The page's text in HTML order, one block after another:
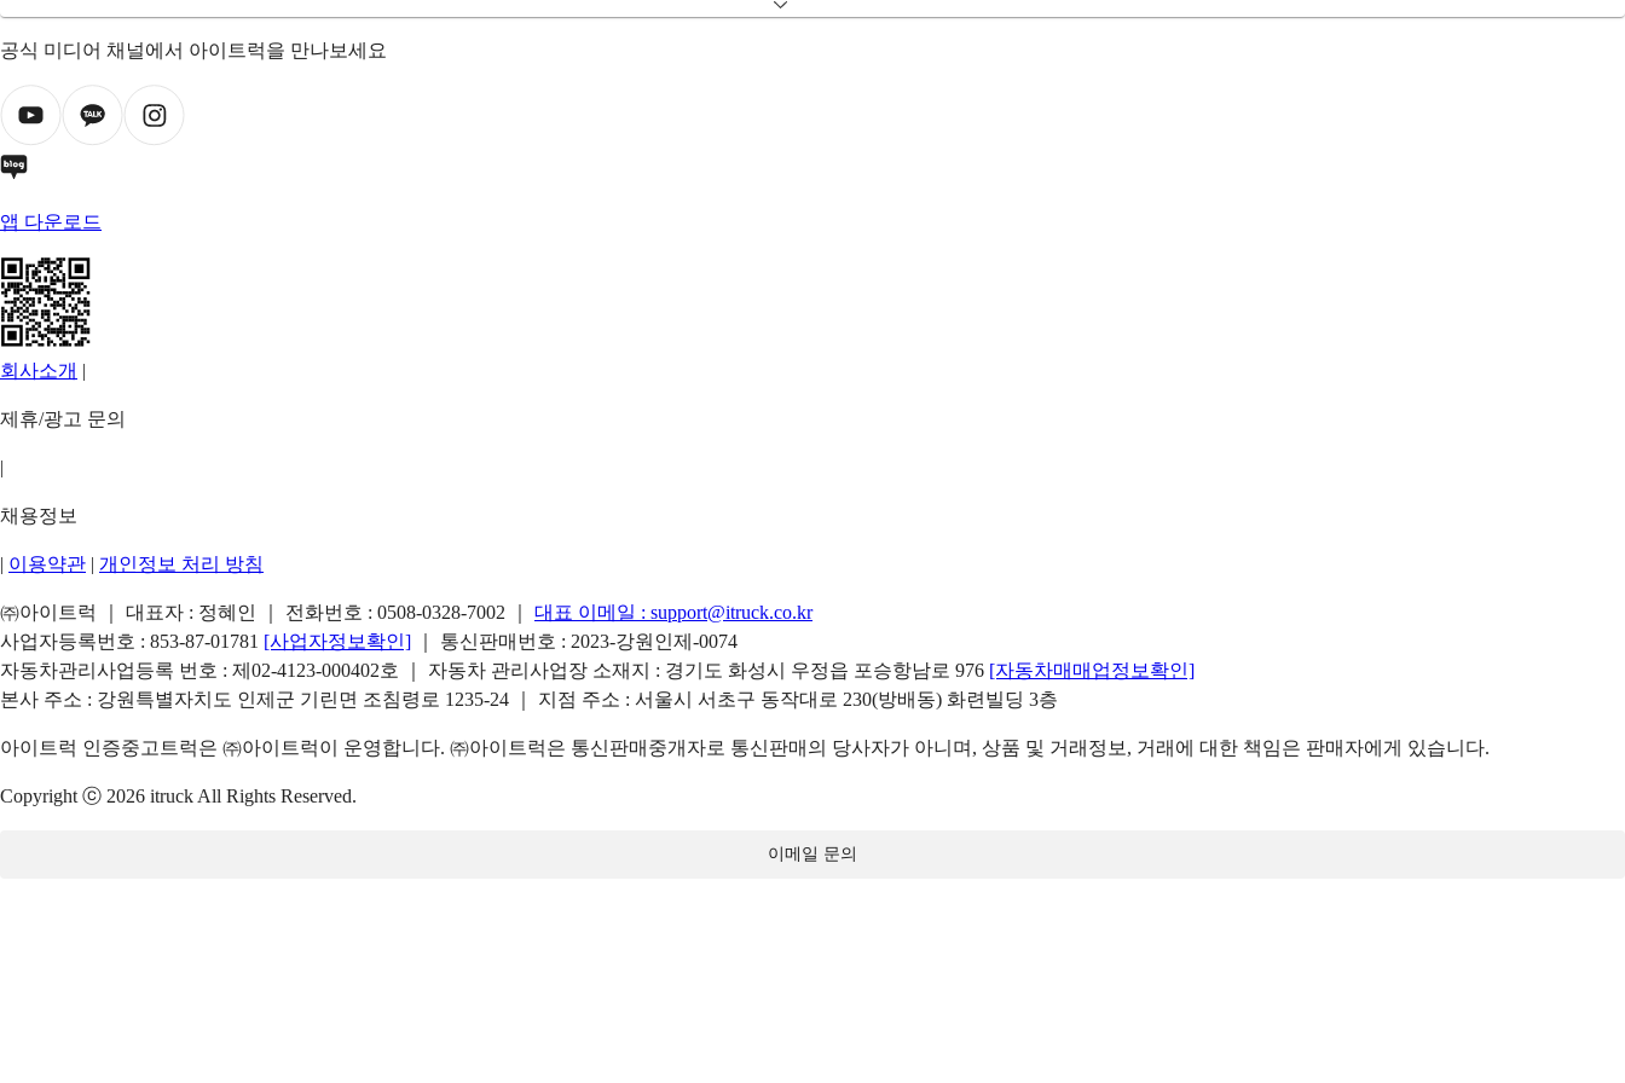
공식 미디어 채널에서 아이트럭을 만나보세요
앱 다운로드
회사소개 |
제휴/광고 문의
|
채용정보
| 이용약관 | 개인정보 처리 방침
㈜아이트럭 ｜ 대표자 : 정혜인 ｜ 전화번호 : 0508-0328-7002 대표 이메일 : support@itruck.co.kr
사업자등록번호 : 853-87-01781 [사업자정보확인]
｜ 통신판매번호 : 2023-강원인제-0074
자동차관리사업등록 번호 : 제02-4123-000402호 ｜ 자동차 관리사업장 소재지 : 경기도 화성시 우정읍 포승항남로 976 [자동차매매업정보확인]
본사 주소 : 강원특별자치도 인제군 기린면 조침령로 1235-24 ｜ 지점 주소 : 서울시 서초구 동작대로 230(방배동) 화련빌딩 3층
아이트럭 인증중고트럭은 ㈜아이트럭이 운영합니다. ㈜아이트럭은 통신판매중개자로 통신판매의 당사자가 아니며, 상품 및 거래정보, 거래에 대한 책임은 판매자에게 있습니다.
Copyright ⓒ 2026 itruck All Rights Reserved.
이메일 문의